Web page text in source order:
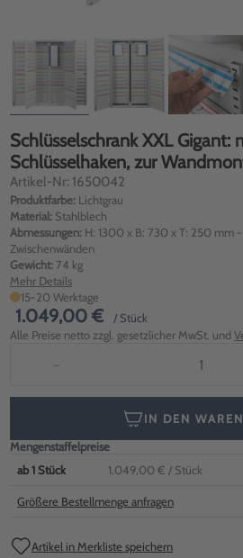
Schlüsselschrank XXL Gigant:
Schlüsselhaken, zur
Artikel-Nr: 1650042
Produktfarbe: Lichtgrau
Material: Stahlblech
Abmessungen: H: 1300 x B: 730 x T: 250 mm
Zwischenwänden
Gewicht: 74 kg
Mehr Details
15-20 Werktage
1.049,00 €
/ Stück
Alle Preise netto zzgl. gesetzlicher MwSt. und
−
IN DEN
Mengenstaffelpreise
ab1 Stück 1.049,00 € / Stück
Größere Bestellmenge anfragen
Artikel in Merkliste speichern